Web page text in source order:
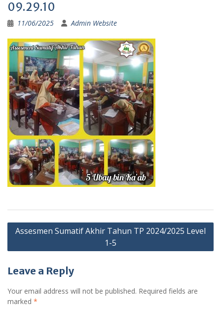
09.29.10
11/06/2025 Admin Website
Post
Assesmen Sumatif Akhir Tahun TP 2024/2025 Level
1-5
Leave a Reply
Your email address will not be published. Required fields are
marked *